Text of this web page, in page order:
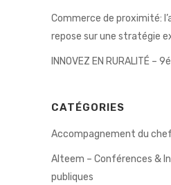
Commerce de proximité:
repose sur une stratégie
INNOVEZ EN RURALITÉ –
CATÉGORIES
Accompagnement du
Alteem – Conférences &
publiques